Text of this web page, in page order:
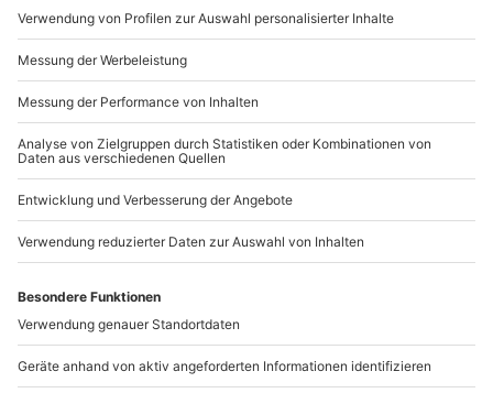
Artikelnummer:58150
Andere Produkte entdecken
Aschheim
-15% CLUB DEAL